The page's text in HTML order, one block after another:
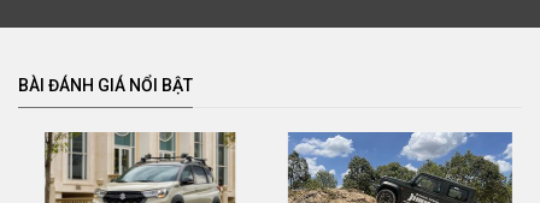
BÀI ĐÁNH GIÁ NỔI BẬT